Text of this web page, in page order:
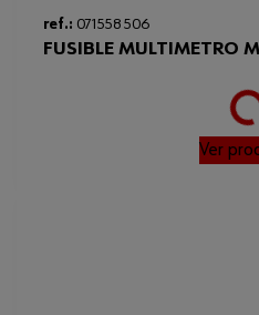
ref.: 071558 506
FUSIBLE MULTIMETRO
Ver